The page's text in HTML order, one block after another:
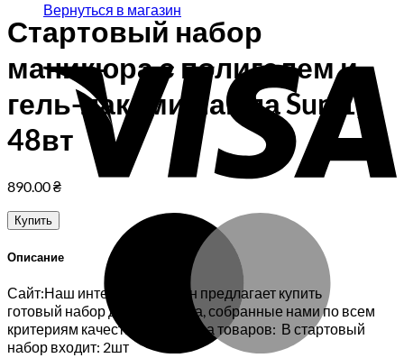
Вернуться в магазин
Стартовый набор
маникюра с полигелем и
гель-лаками лампа Sun 1,
48вт
890.00₴
Купить
Описание
Сайт:Наш интернет-магазин предлагает купить
готовый набор для маникюра, собранные нами по всем
критериям качества и удобства товаров: В стартовый
набор входит: 2шт